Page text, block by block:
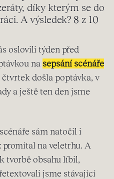
díky kterým se do
A výsledek? 8 z 10
oslovili týden před
na sepsání scénáře
čtvrtek došla poptávka, v
a ještě ten den jsme
sám natočil i
promítal na veletrhu. A
tvorbě obsahu líbil,
jsme stávající